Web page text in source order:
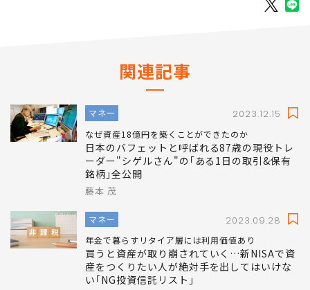
関連記事
マネー 2023.12.15
なぜ資産18億円を築くことができたのか
日本のバフェットと呼ばれる87歳の現役トレ
ーダー"シゲルさん"の｢ある1日の取引&保有
銘柄｣全公開
藤本 茂
マネー 2023.09.28
年金で暮らすリタイア層には利用価値あり
買うと資産が取り崩されていく…新NISAで資
産をつくりたい人が絶対手を出してはいけな
い｢NG投資信託リスト｣